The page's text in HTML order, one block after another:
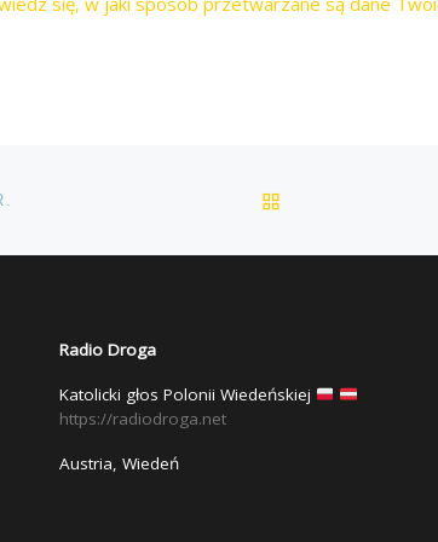
POWRÓT DO
Radio Droga
Katolicki głos Polonii Wiedeńskiej
https://radiodroga.net
Austria, Wiedeń